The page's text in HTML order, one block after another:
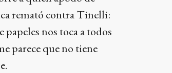
remató contra Tinelli:
nos toca a todos
parece que no tiene